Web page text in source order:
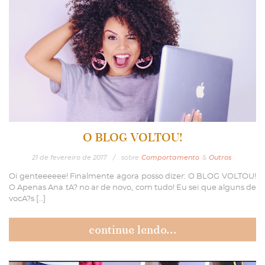
O BLOG VOLTOU!
21 de fevereiro de 2017 / sobre Comportamento & Outros
Oi genteeeeee! Finalmente agora posso dizer: O BLOG VOLTOU!
O Apenas Ana tA? no ar de novo, com tudo! Eu sei que alguns de
vocA?s […]
continue lendo...